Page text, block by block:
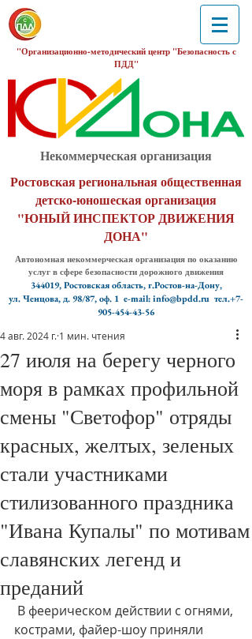
"Организационно-методический центр "Безопасность с
ПДД"
Некоммерческая организация
Ростовская региональная общественная
детско-юношеская организация
"ЮНЫЙ ИНСПЕКТОР ДВИЖЕНИЯ
ДОНА"
Автономная некоммерческая организация по оказанию
услуг в сфере безопасности дорожного движения
344019, Ростовская область, г.Ростов-на-Дону,
ул. Ченцова, д. 98/87, оф. 1 e-mail: info@bpdd.ru тел.+7-
905-454-43-56
27 июля на берегу черного
моря в рамках профильной
смены "Светофор" отряды
красных, желтых, зеленых
стали участниками
стилизованного праздника
"Ивана Купалы" по мотивам
славянских легенд и
преданий
4 авг. 2024 г. 1 мин. чтения
В феерическом действии с огнями,
кострами, файер-шоу приняли